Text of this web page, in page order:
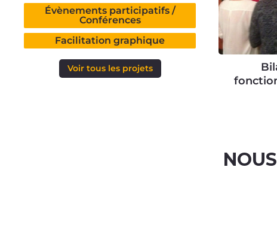
Évènements participatifs /
Conférences
Facilitation graphique
Voir tous les projets